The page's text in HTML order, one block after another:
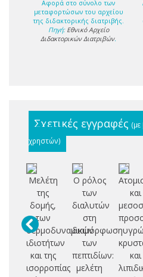
Αφορά στο σύνολο των
μεταφορτώσων του αρχείου
της διδακτορικής διατριβής.
Πηγή: Εθνικό Αρχείο
Διδακτορικών Διατριβών.
Σχετικές εγγραφές (με
χρηστών)
Μελέτη
της
δομής,
των
θερμοδυναμικών
ιδιοτήτων
και της
ισορροπίας
Ο ρόλος
των
διαλυτών
στη
διαμόρφωση
των
πεπτιδίων:
μελέτη
και
και